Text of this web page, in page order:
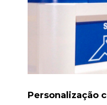
Personalização